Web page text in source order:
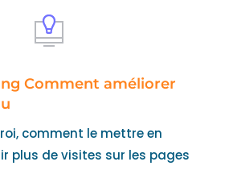
Comment améliorer
comment le mettre en
plus de visites sur les pages